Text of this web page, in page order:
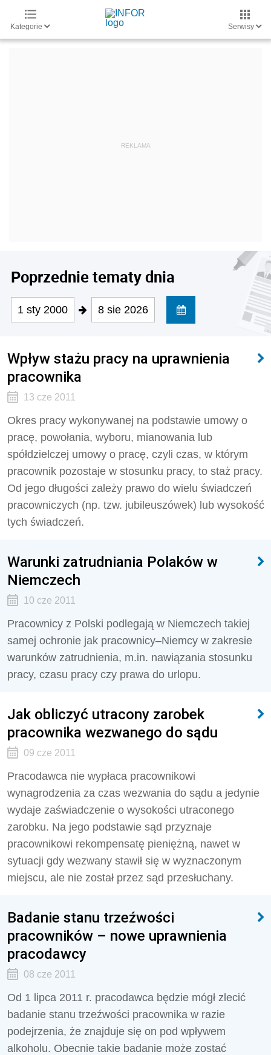
Kategorie Serwisy
Poprzednie tematy dnia
1 sty 2000 8 sie 2026
Wpływ stażu pracy na uprawnienia
pracownika
13 cze 2011
Okres pracy wykonywanej na podstawie umowy o
pracę, powołania, wyboru, mianowania lub
spółdzielczej umowy o pracę, czyli czas, w którym
pracownik pozostaje w stosunku pracy, to staż pracy.
Od jego długości zależy prawo do wielu świadczeń
pracowniczych (np. tzw. jubileuszówek) lub wysokość
tych świadczeń.
Warunki zatrudniania Polaków w
Niemczech
10 cze 2011
Pracownicy z Polski podlegają w Niemczech takiej
samej ochronie jak pracownicy–Niemcy w zakresie
warunków zatrudnienia, m.in. nawiązania stosunku
pracy, czasu pracy czy prawa do urlopu.
Jak obliczyć utracony zarobek
pracownika wezwanego do sądu
09 cze 2011
Pracodawca nie wypłaca pracownikowi
wynagrodzenia za czas wezwania do sądu a jedynie
wydaje zaświadczenie o wysokości utraconego
zarobku. Na jego podstawie sąd przyznaje
pracownikowi rekompensatę pieniężną, nawet w
sytuacji gdy wezwany stawił się w wyznaczonym
miejscu, ale nie został przez sąd przesłuchany.
Badanie stanu trzeźwości
pracowników – nowe uprawnienia
pracodawcy
08 cze 2011
Od 1 lipca 2011 r. pracodawca będzie mógł zlecić
badanie stanu trzeźwości pracownika w razie
podejrzenia, że znajduje się on pod wpływem
alkoholu. Obecnie takie badanie może zostać